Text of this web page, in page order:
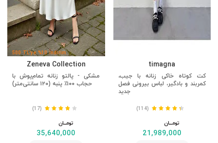
timagna
کت کوتاه خاکی زنانه با جیب،
کمربند و بادگیر، لباس بیرونی فصل
جدید
(114)
تومــــــان
21,989,000
500 TL'ye %10 İndirim
Zeneva Collection
مشکی - پالتو زنانه تمام‌پوش با
حجاب ۱۰۰٪ پنبه (۱۲۰ سانتی‌متر)
(17)
تومــــــان
35,640,000